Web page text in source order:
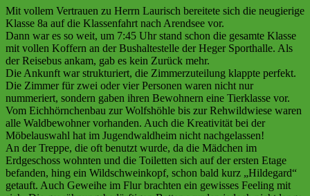
Mit vollem Vertrauen zu Herrn Laurisch bereitete sich die neugierige
Klasse 8a auf die Klassenfahrt nach Arendsee vor.
Dann war es so weit, um 7:45 Uhr stand schon die gesamte Klasse
mit vollen Koffern an der Bushaltestelle der Heger Sporthalle. Als
der Reisebus ankam, gab es kein Zurück mehr.
Die Ankunft war strukturiert, die Zimmerzuteilung klappte perfekt.
Die Zimmer für zwei oder vier Personen waren nicht nur
nummeriert, sondern gaben ihren Bewohnern eine Tierklasse vor.
Vom Eichhörnchenbau zur Wolfshöhle bis zur Rehwildwiese waren
alle Waldbewohner vorhanden. Auch die Kreativität bei der
Möbelauswahl hat im Jugendwaldheim nicht nachgelassen!
An der Treppe, die oft benutzt wurde, da die Mädchen im
Erdgeschoss wohnten und die Toiletten sich auf der ersten Etage
befanden, hing ein Wildschweinkopf, schon bald kurz „Hildegard“
getauft. Auch Geweihe im Flur brachten ein gewisses Feeling mit